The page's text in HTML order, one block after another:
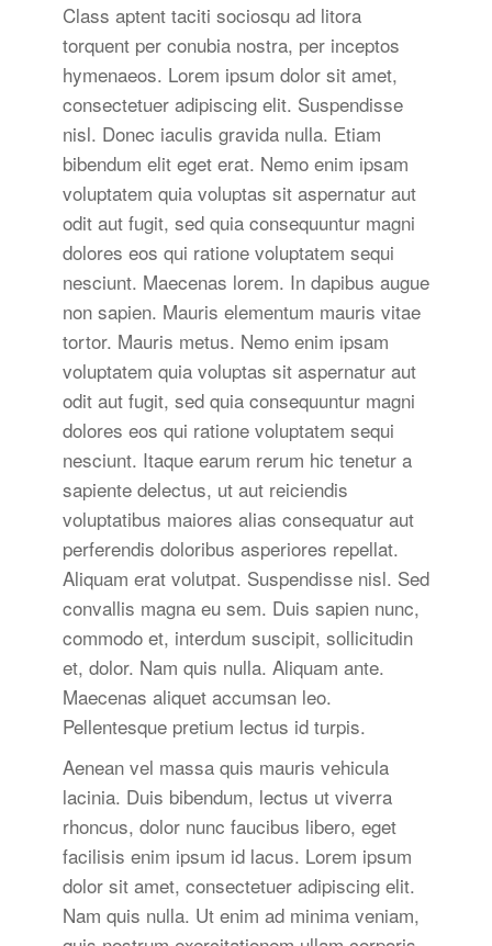
Class aptent taciti sociosqu ad litora
torquent per conubia nostra, per inceptos
hymenaeos. Lorem ipsum dolor sit amet,
consectetuer adipiscing elit. Suspendisse
nisl. Donec iaculis gravida nulla. Etiam
bibendum elit eget erat. Nemo enim ipsam
voluptatem quia voluptas sit aspernatur aut
odit aut fugit, sed quia consequuntur magni
dolores eos qui ratione voluptatem sequi
nesciunt. Maecenas lorem. In dapibus augue
non sapien. Mauris elementum mauris vitae
tortor. Mauris metus. Nemo enim ipsam
voluptatem quia voluptas sit aspernatur aut
odit aut fugit, sed quia consequuntur magni
dolores eos qui ratione voluptatem sequi
nesciunt. Itaque earum rerum hic tenetur a
sapiente delectus, ut aut reiciendis
voluptatibus maiores alias consequatur aut
perferendis doloribus asperiores repellat.
Aliquam erat volutpat. Suspendisse nisl. Sed
convallis magna eu sem. Duis sapien nunc,
commodo et, interdum suscipit, sollicitudin
et, dolor. Nam quis nulla. Aliquam ante.
Maecenas aliquet accumsan leo.
Pellentesque pretium lectus id turpis.
Aenean vel massa quis mauris vehicula
lacinia. Duis bibendum, lectus ut viverra
rhoncus, dolor nunc faucibus libero, eget
facilisis enim ipsum id lacus. Lorem ipsum
dolor sit amet, consectetuer adipiscing elit.
Nam quis nulla. Ut enim ad minima veniam,